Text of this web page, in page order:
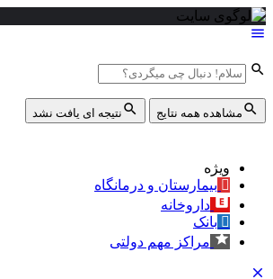
مشاهده همه نتایج نتیجه ای یافت نشد
ویژه
بیمارستان و درمانگاه
داروخانه
بانک
مراکز مهم دولتی